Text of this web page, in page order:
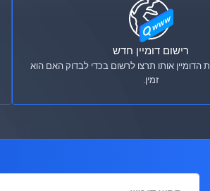
רישום דומיין חדש
הדומיין אותו תרצו לרשום בכדי לבדוק האם הוא
זמין.